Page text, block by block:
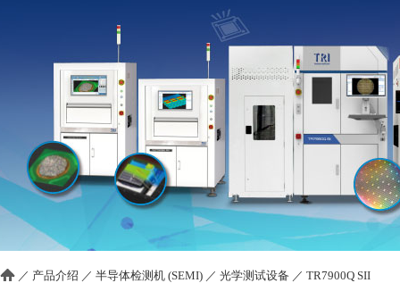
／ 产品介绍 ／ 半导体检测机 (SEMI) ／ 光学测试设备 ／ TR7900Q SII